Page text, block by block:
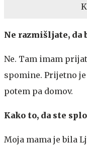
Ne razmišljate, da
Ne. Tam imam
spomine. Prijetno
potem pa domov.
Kako to, da ste
Moja mama je bila